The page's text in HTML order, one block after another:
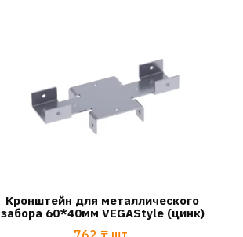
Кронштейн для металлического
забора 60*40мм VEGAStyle (цинк)